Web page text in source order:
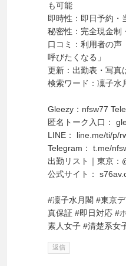
も可能
即時性：即日予約・
秘密性：完全現金制
口コミ：利用者の声
呼びたくなる」
更新：出勤表・写真
検索ワード：凜子水
Gleezy：nfsw77
匿名トーク入口：
LINE： line.me/ti/p/
Telegram： t.me/
出勤リスト｜東京：
公式サイト：
#凜子水月閣 #東京
真保証 #即日対応 #
素人女子 #清楚系女
返信